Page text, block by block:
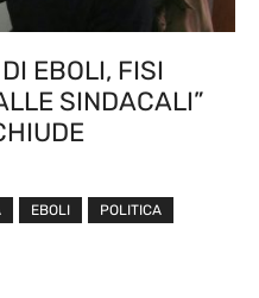
EBOLI, FISI
SINDACALI”
EBOLI POLITICA